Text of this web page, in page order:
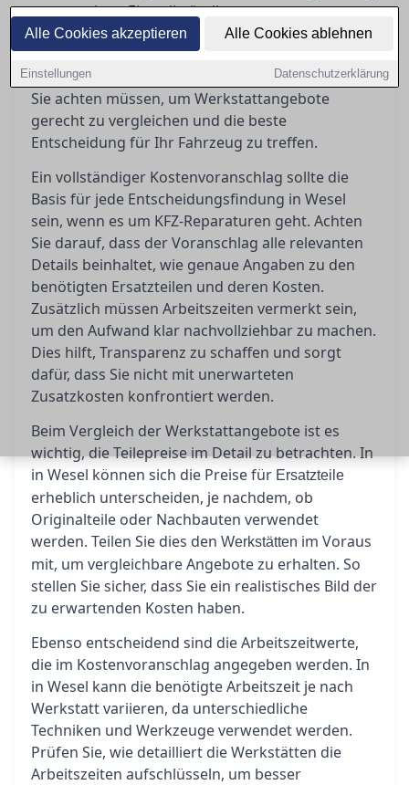
Alle Cookies akzeptieren Alle Cookies ablehnen
Einstellungen Datenschutzerklärung
zu verstehen. Ein vollständiger
Kostenvoranschlag sollte klare Informationen
über Teilepreise, Arbeitszeiten und
Werkstattlöhne bieten. Hier erfahren Sie, worauf
Sie achten müssen, um Werkstattangebote
gerecht zu vergleichen und die beste
Entscheidung für Ihr Fahrzeug zu treffen.
Ein vollständiger Kostenvoranschlag sollte die
Basis für jede Entscheidungsfindung in Wesel
sein, wenn es um KFZ-Reparaturen geht. Achten
Sie darauf, dass der Voranschlag alle relevanten
Details beinhaltet, wie genaue Angaben zu den
benötigten Ersatzteilen und deren Kosten.
Zusätzlich müssen Arbeitszeiten vermerkt sein,
um den Aufwand klar nachvollziehbar zu machen.
Dies hilft, Transparenz zu schaffen und sorgt
dafür, dass Sie nicht mit unerwarteten
Zusatzkosten konfrontiert werden.
Beim Vergleich der Werkstattangebote ist es
wichtig, die Teilepreise im Detail zu betrachten. In
in Wesel können sich die Preise für Ersatzteile
erheblich unterscheiden, je nachdem, ob
Originalteile oder Nachbauten verwendet
werden. Teilen Sie dies den Werkstätten im Voraus
mit, um vergleichbare Angebote zu erhalten. So
stellen Sie sicher, dass Sie ein realistisches Bild der
zu erwartenden Kosten haben.
Ebenso entscheidend sind die Arbeitszeitwerte,
die im Kostenvoranschlag angegeben werden. In
in Wesel kann die benötigte Arbeitszeit je nach
Werkstatt variieren, da unterschiedliche
Techniken und Werkzeuge verwendet werden.
Prüfen Sie, wie detailliert die Werkstätten die
Arbeitszeiten aufschlüsseln, um besser